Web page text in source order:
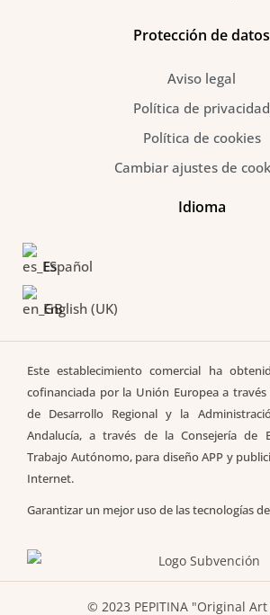
Protección de datos
Aviso legal
Política de privacidad
Política de cookies
Cambiar ajustes de
Idioma
Español
English (UK)
Este establecimiento comercial ha
cofinanciada por la Unión Europea a
de Desarrollo Regional y la
Andalucía, a través de la Consejería de
Trabajo Autónomo, para diseño APP y
Internet.
Garantizar un mejor uso de las tecnologías
© 2023 PEPITINA "Original